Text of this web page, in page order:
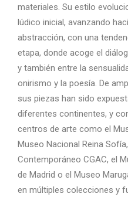
materiales. Su estilo
lúdico inicial, avanzando
abstracción, con una
etapa, donde acoge el
y también entre la
onirismo y la poesía. De
sus piezas han sido
diferentes continentes, y
centros de arte como el
Museo Nacional Reina
Contemporáneo CGAC, el
de Madrid o el Museo
en múltiples colecciones y